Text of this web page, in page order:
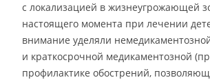
с локализацией в жизнеугрожающей
настоящего момента при лечении
внимание уделяли
и краткосрочной медикаментозной
профилактике обострений,